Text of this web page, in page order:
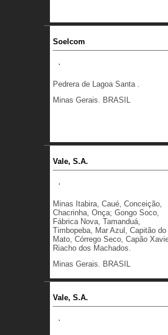
Soelcom
Pedrera de Lagoa Santa .
Minas Gerais. BRASIL
Vale, S.A.
Minas Itabira, Caué, Conceição,
Chacrinha, Onça; Gongo Soco,
Fábrica Nova, Tamanduá,
Timbopeba, Mar Azul, Capitão do
Mato, Córrego Seco, Capão
Riacho dos Machados.
Minas Gerais. BRASIL
Vale, S.A.